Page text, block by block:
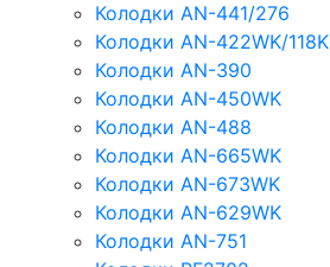
Колодки AN-441/276
Колодки AN-422WK/118K
Колодки AN-390
Колодки AN-450WK
Колодки AN-488
Колодки AN-665WK
Колодки AN-673WK
Колодки AN-629WK
Колодки AN-751